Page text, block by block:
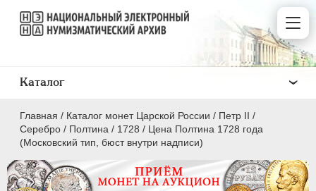
Главная / Каталог монет Царской России / Петр II /
Серебро / Полтина / 1728 / Цена Полтина 1728 года
(Московский тип, бюст внутри надписи)
Каталог